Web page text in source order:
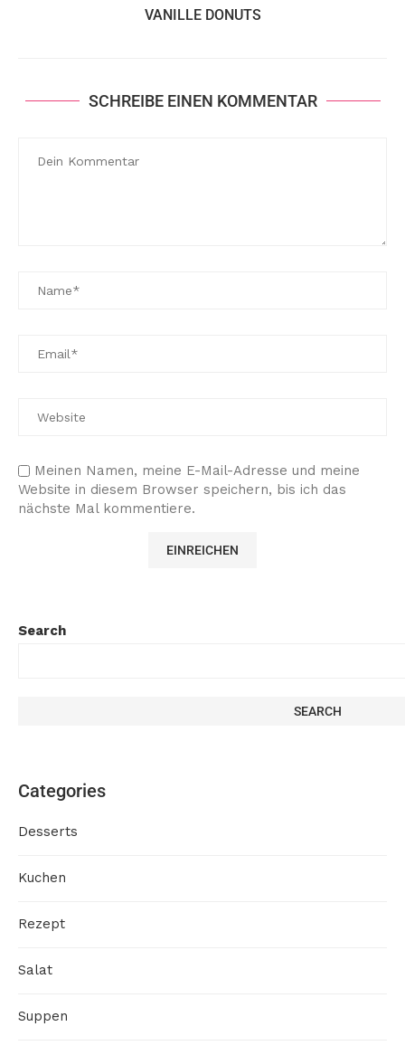
VANILLE DONUTS
SCHREIBE EINEN KOMMENTAR
Meinen Namen, meine E-Mail-Adresse und meine
Website in diesem Browser speichern, bis ich das
nächste Mal kommentiere.
Search
SEARCH
Categories
Desserts
Kuchen
Rezept
Salat
Suppen